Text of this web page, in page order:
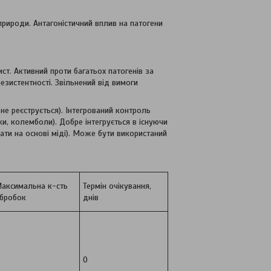
Антагоністичний вплив на патогени
Активний проти багатьох патогенів за
Звільнений від вимоги
реєструється). Інтегрований контроль
колемболи). Добре інтегрується в існуючи
на основі міді). Може бути використаний
к-сть
Термін очікування,
днів
0